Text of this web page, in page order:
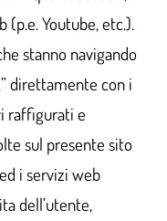
Youtube, etc.).
stanno navigando
direttamente con i
raffigurati e
sul presente sito
i servizi web
dell’utente,